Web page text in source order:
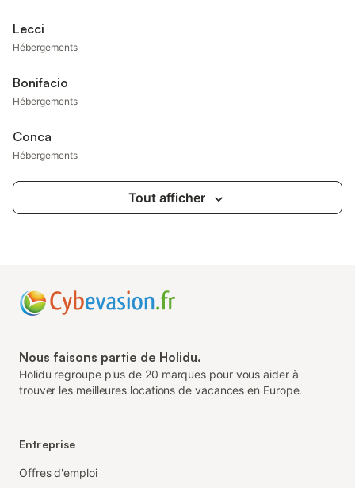
Lecci
Hébergements
Bonifacio
Hébergements
Conca
Hébergements
Tout afficher
Nous faisons partie de Holidu.
Holidu regroupe plus de 20 marques pour vous aider à
trouver les meilleures locations de vacances en Europe.
Entreprise
Offres d'emploi